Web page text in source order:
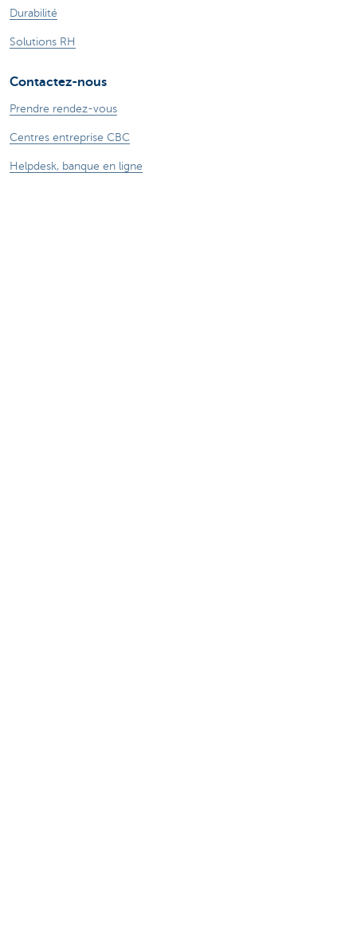
Durabilité
Solutions RH
Contactez-nous
Prendre rendez-vous
Centres entreprise CBC
Helpdesk, banque en ligne